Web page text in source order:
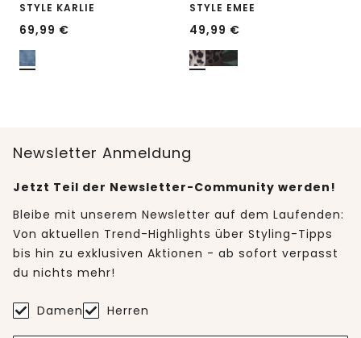
STYLE KARLIE
69,99 €
STYLE EMEE
49,99 €
Newsletter Anmeldung
Jetzt Teil der Newsletter-Community werden!
Bleibe mit unserem Newsletter auf dem Laufenden:
Von aktuellen Trend-Highlights über Styling-Tipps
bis hin zu exklusiven Aktionen - ab sofort verpasst
du nichts mehr!
Damen Herren